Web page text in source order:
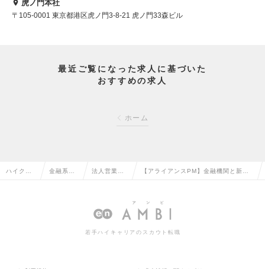
虎ノ門本社
〒105-0001 東京都港区虎ノ門3-8-21 虎ノ門33森ビル
最近ご覧になった求人に基づいた
おすすめの求人
ホーム
ハイクラ 金融系専 法人営業
転職
【アライアンスPM】金融機関と新た
若手ハイキャリアのスカウト転職